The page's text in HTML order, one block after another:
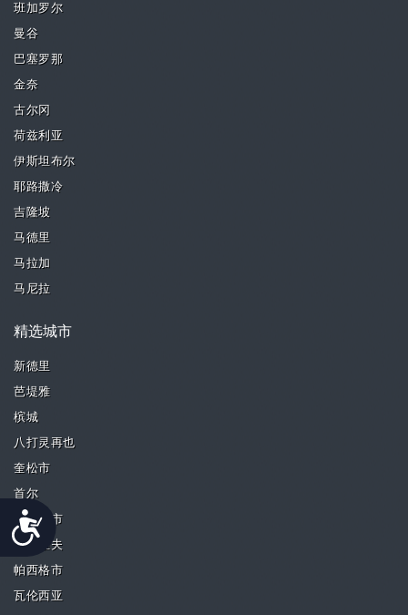
Accessibility
班加罗尔
曼谷
巴塞罗那
金奈
古尔冈
荷兹利亚
伊斯坦布尔
耶路撒冷
吉隆坡
马德里
马拉加
马尼拉
精选城市
新德里
芭堤雅
槟城
八打灵再也
奎松市
首尔
新加坡市
特拉维夫
帕西格市
瓦伦西亚